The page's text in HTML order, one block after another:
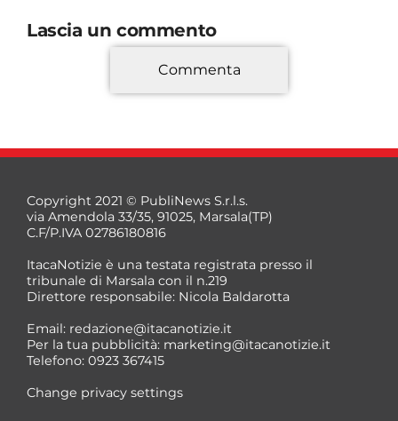
Lascia un commento
*
*
Commenta
Copyright 2021 © PubliNews S.r.l.s.
via Amendola 33/35, 91025, Marsala(TP)
C.F/P.IVA 02786180816
ItacaNotizie è una testata registrata presso il
tribunale di Marsala con il n.219
Direttore responsabile: Nicola Baldarotta
Email: redazione@itacanotizie.it
Per la tua pubblicità: marketing@itacanotizie.it
Telefono: 0923 367415
Change privacy settings